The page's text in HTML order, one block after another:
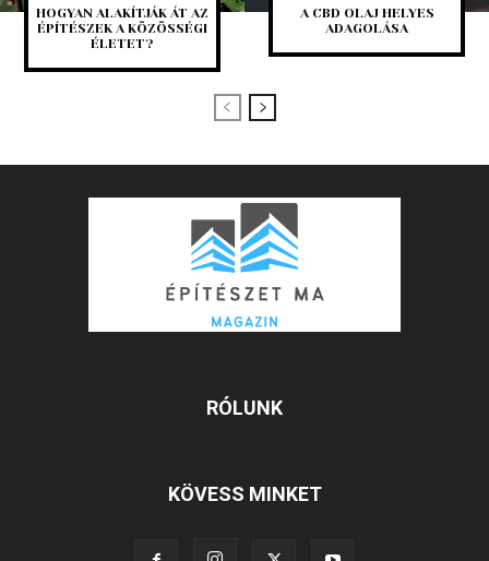
HOGYAN ALAKÍTJÁK ÁT AZ
ÉPÍTÉSZEK A KÖZÖSSÉGI
ÉLETET?
A CBD OLAJ HELYES
ADAGOLÁSA
RÓLUNK
KÖVESS MINKET